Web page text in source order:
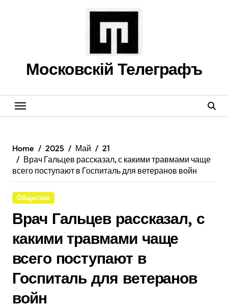
Московскій Телеграфъ
Home 2025 Май
21
Врач Гальцев рассказал, с какими травмами чаще
всего поступают в Госпиталь для ветеранов войн
Общество
Врач Гальцев рассказал, с
какими травмами чаще
всего поступают в
Госпиталь для ветеранов
войн